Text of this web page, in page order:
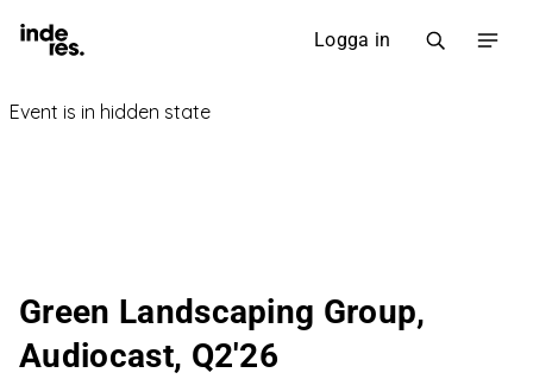
Logga in
Green Landscaping Group,
Audiocast, Q2'26